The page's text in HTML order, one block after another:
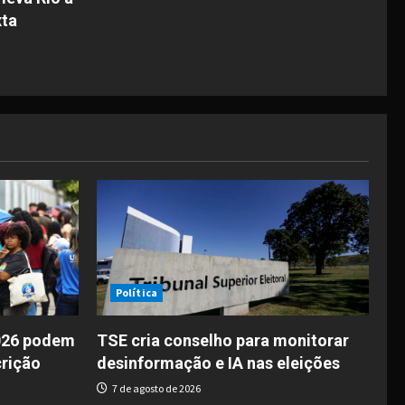
podem
Política
TSE cria conselho para monitorar
desinformação e IA nas eleições
7 de agosto de 2026